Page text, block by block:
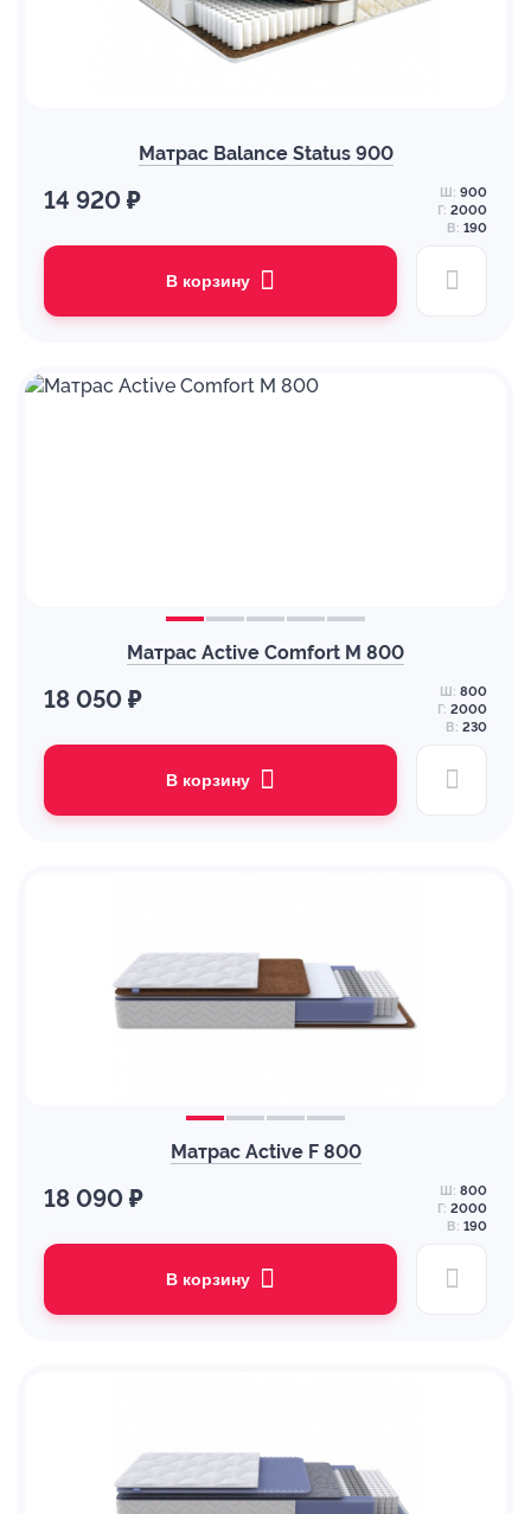
Матрас Balance Status 900
14 920 ₽ Ш: 900
Г: 2000
В: 190
В корзину
Матрас Active Comfort M 800
18 050 ₽ Ш: 800
Г: 2000
В: 230
В корзину
Матрас Active F 800
18 090 ₽ Ш: 800
Г: 2000
В: 190
В корзину